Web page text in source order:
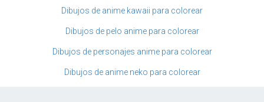
Dibujos de anime kawaii para colorear
Dibujos de pelo anime para colorear
Dibujos de personajes anime para colorear
Dibujos de anime neko para colorear